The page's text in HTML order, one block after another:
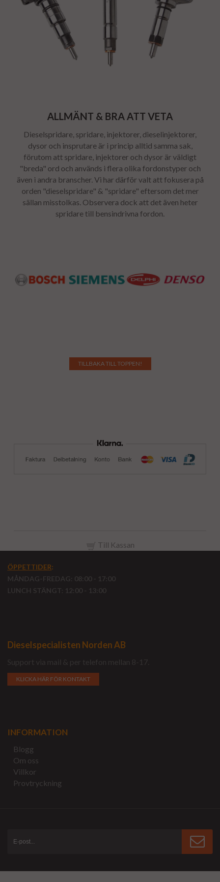
ALLMÄNT & BRA ATT VETA
Dieselspridare, spridare, injektorer, dieselinjektorer,
dysor och insprutare är i princip alltid samma sak,
förutom att spridare, injektorer och dysor är väldigt
"breda" ord och används i flera olika fordonstyper och
även i andra branscher. Vi har därför valt att fokusera på
orden "dieselspridare" & "spridare" eftersom det mer
sällan misstolkas. Observera dock att det även heter
spridare till bensindrivna fordon.
TILLBAKA TILL TOPPEN!
Till Kassan
ÖPPETTIDER:
MÅNDAG-FREDAG: 08:00 - 17:00
LUNCH STÄNGT: 12:00 - 13:00
Dieselspecialisten Norden AB
Support via mail & per telefon mellan 8-17.
KLICKA HÄR FÖR KONTAKT
INFORMATION
Blogg
Om oss
Villkor
Provtryckning